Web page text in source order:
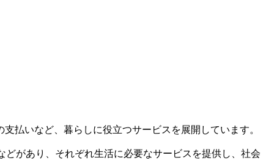
払いなど、暮らしに役立つサービスを展開しています。
があり、それぞれ生活に必要なサービスを提供し、社会